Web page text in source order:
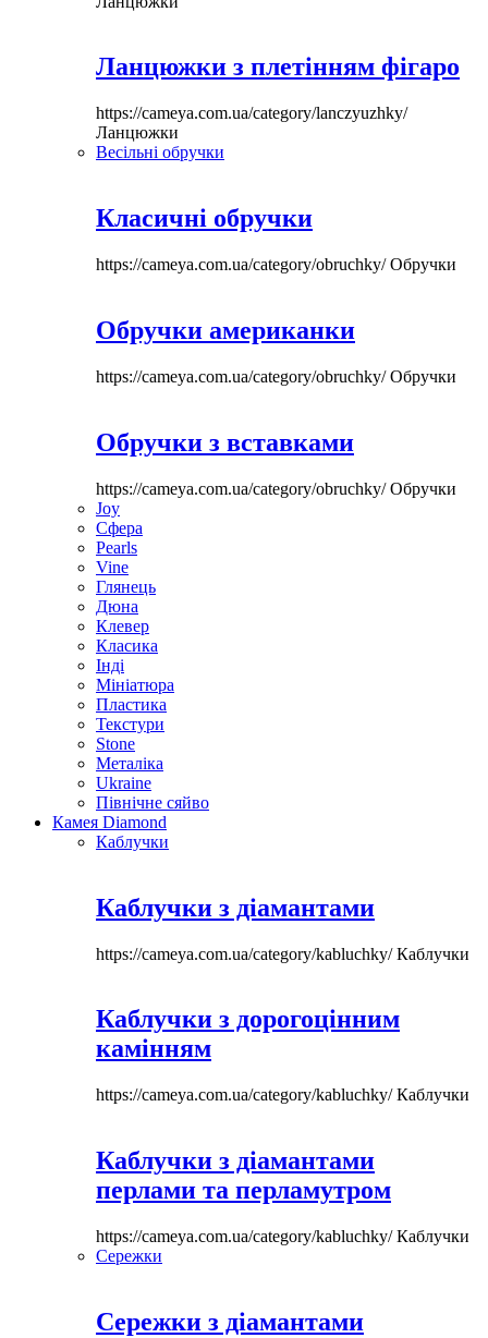
Ланцюжки з плетінням фігаро
https://cameya.com.ua/category/lanczyuzhky/
Ланцюжки
Весільні обручки
Класичні обручки
https://cameya.com.ua/category/obruchky/Обручки
Обручки американки
https://cameya.com.ua/category/obruchky/Обручки
Обручки з вставками
https://cameya.com.ua/category/obruchky/Обручки
Joy
Сфера
Pearls
Vine
Глянець
Дюна
Клевер
Класика
Інді
Мініатюра
Пластика
Текстури
Stone
Металіка
Ukraine
Північне сяйво
Камея Diamond
Каблучки
Каблучки з діамантами
https://cameya.com.ua/category/kabluchky/Каблучки
Каблучки з дорогоцінним
камінням
https://cameya.com.ua/category/kabluchky/Каблучки
Каблучки з діамантами
перлами та перламутром
https://cameya.com.ua/category/kabluchky/Каблучки
Сережки
Сережки з діамантами